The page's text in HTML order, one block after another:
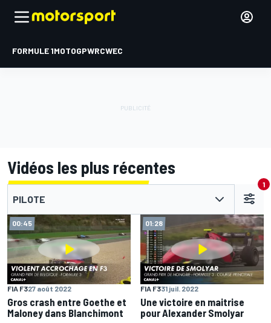
FORMULE 1MOTOGPWRCWEC
Vidéos les plus récentes
PILOTE
1
00:45
FIA F327 août 2022
Gros crash entre Goethe et
Maloney dans Blanchimont
01:28
FIA F331 juil. 2022
Une victoire en maitrise
pour Alexander Smolyar